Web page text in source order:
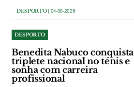
DESPORTO| 04-08-2026
DESPORTO
Benedita Nabuco conquista
triplete nacional no ténis e
sonha com carreira
profissional